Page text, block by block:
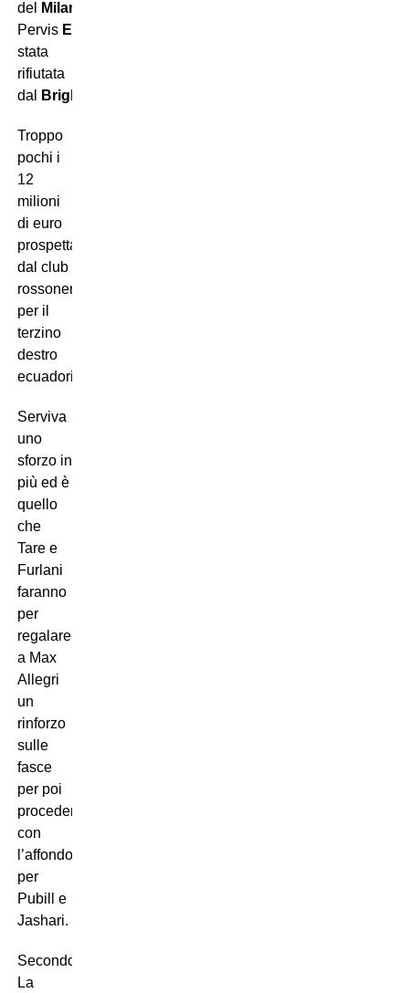
del Milan
Pervis Estupinan
stata
rifiutata
dal
Brighton
Troppo
pochi i
12
milioni
di euro
prospettati
dal club
rossonero
per il
terzino
destro
ecuadoriano.
Serviva
uno
sforzo in
più ed è
quello
che
Tare e
Furlani
faranno
per
regalare
a Max
Allegri
un
rinforzo
sulle
fasce
per poi
procedere
con
l’affondo
per
Pubill e
Jashari.
Secondo
La